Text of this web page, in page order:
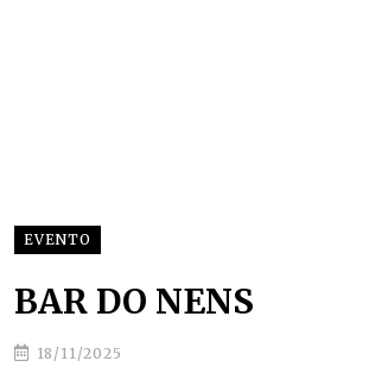
EVENTO
BAR DO NENS
18/11/2025